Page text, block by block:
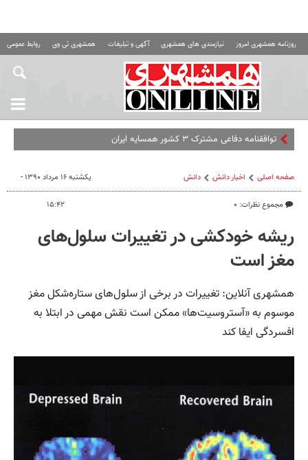
روزنامه همشهری امروز نیازمندی های همشهری آگهی و تبلیغات همشهری تی وی روابط عمومی
توافقنامه دفاعی مشترک ۳ کشور همسایه ایران
صفحه اصلی اخبار دانش دانش
مجموع نظرات: ۰
یکشنبه ۱۶ مرداد ۱۳۹۰ -
۱۵:۴۲
ریشه خودکشی در تغییرات سلول‌های
مغز است
همشهری آنلاین: تغییرات در برخی از سلول‌های ستاره‌شکل مغز
موسوم به «آستروسیت‌ها» ممکن است نقش مهمی در ابتلا به
افسردگی ایفا کند